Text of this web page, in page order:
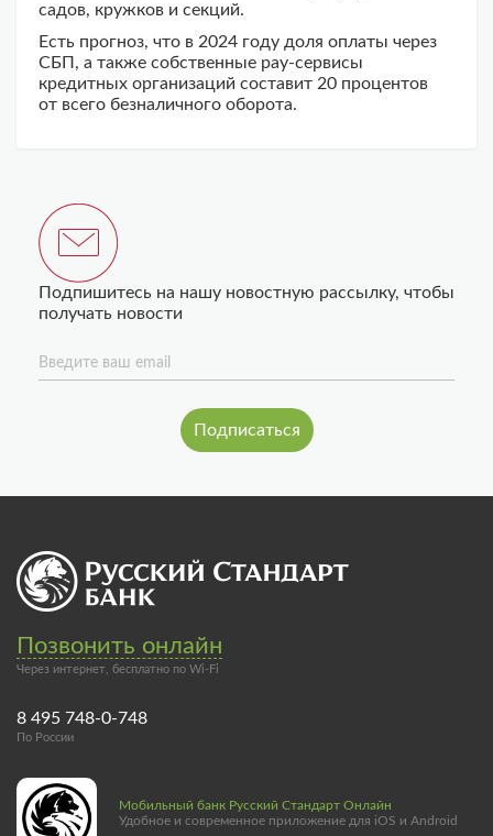
садов, кружков и секций.
Есть прогноз, что в 2024 году доля оплаты через
СБП, а также собственные pay-сервисы
кредитных организаций составит 20 процентов
от всего безналичного оборота.
Подпишитесь на нашу новостную рассылку, чтобы
получать новости
Введите ваш email
Позвонить онлайн
Через интернет, бесплатно по Wi-Fi
8 495 748-0-748
По России
Мобильный банк Русский Стандарт Онлайн
Удобное и современное приложение для iOS и Android